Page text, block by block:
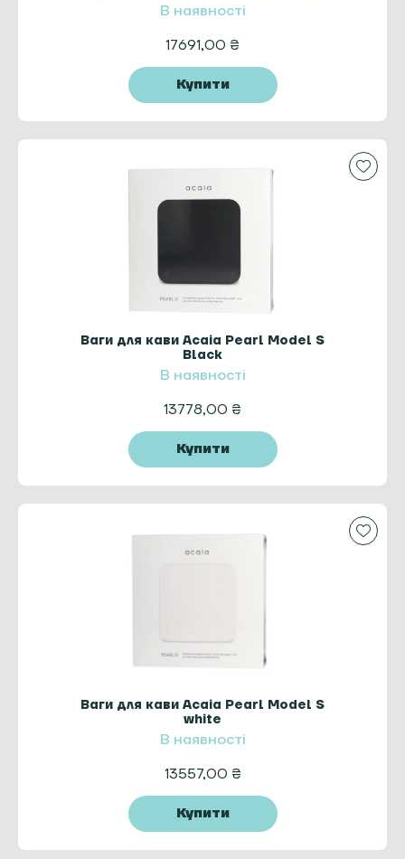
В наявності
17691,00 ₴
Купити
Ваги для кави Acaia Pearl Model S
Black
В наявності
13778,00 ₴
Купити
Ваги для кави Acaia Pearl Model S
white
В наявності
13557,00 ₴
Купити